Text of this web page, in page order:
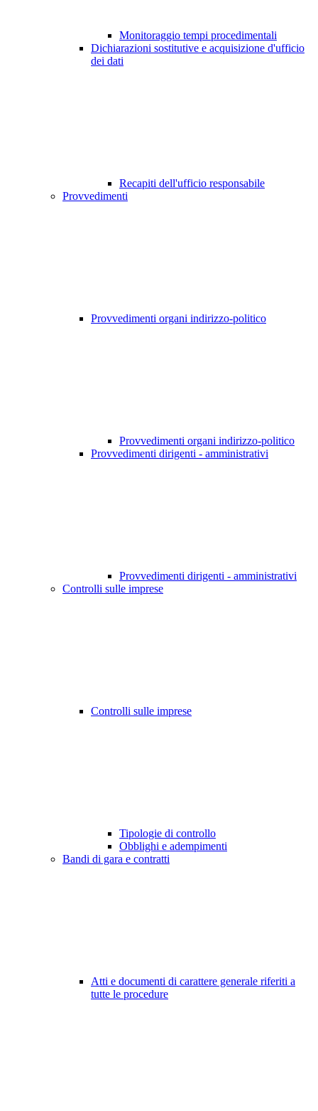
Monitoraggio tempi procedimentali
Dichiarazioni sostitutive e acquisizione d'ufficio
dei dati
Recapiti dell'ufficio responsabile
Provvedimenti
Provvedimenti organi indirizzo-politico
Provvedimenti organi indirizzo-politico
Provvedimenti dirigenti - amministrativi
Provvedimenti dirigenti - amministrativi
Controlli sulle imprese
Controlli sulle imprese
Tipologie di controllo
Obblighi e adempimenti
Bandi di gara e contratti
Atti e documenti di carattere generale riferiti a
tutte le procedure